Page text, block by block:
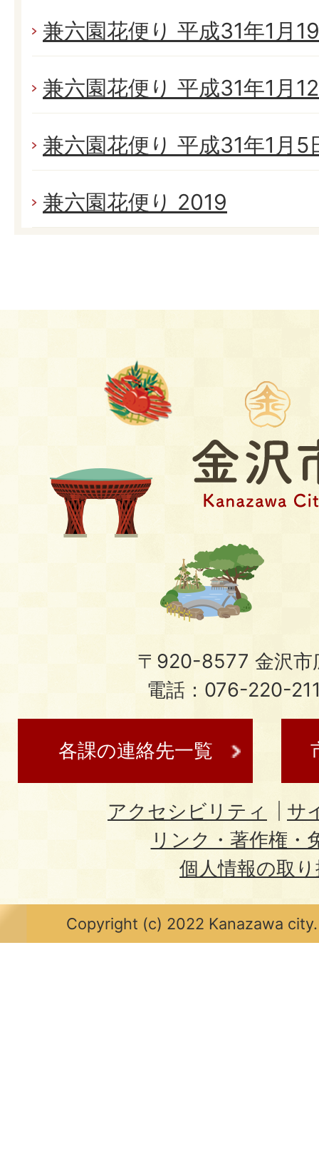
兼六園花便り 平成31年1月
兼六園花便り 平成31年1月
兼六園花便り 平成31年1月5
兼六園花便り 2019
〒920-8577 金沢市
電話：076-220-
各課の連絡先一覧
アクセシビリティ
サ
リンク・著作権・
個人情報の取
Copyright (c) 2022 Kanazawa